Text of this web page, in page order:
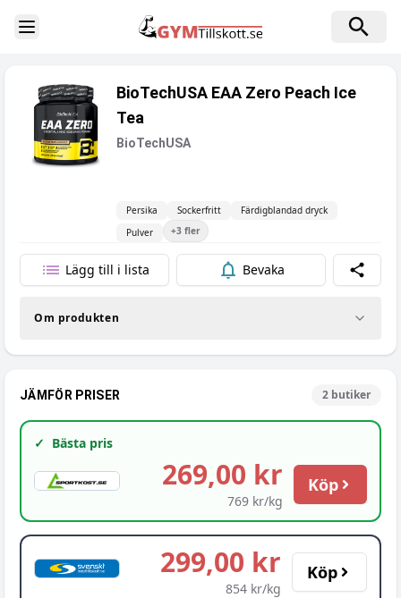
Toggle Sidebar
BioTechUSA EAA Zero Peach Ice
Tea
BioTechUSA
Persika Sockerfritt
Färdigblandad dryck
Pulver
+3 fler
Lägg till i lista Bevaka Dela
Om produkten
JÄMFÖR PRISER 2 butiker
✓ Bästa pris
269,00 kr
769 kr/kg
Köp
299,00 kr
854 kr/kg
Köp